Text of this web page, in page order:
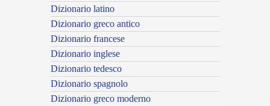
Dizionario latino
Dizionario greco antico
Dizionario francese
Dizionario inglese
Dizionario tedesco
Dizionario spagnolo
Dizionario greco moderno